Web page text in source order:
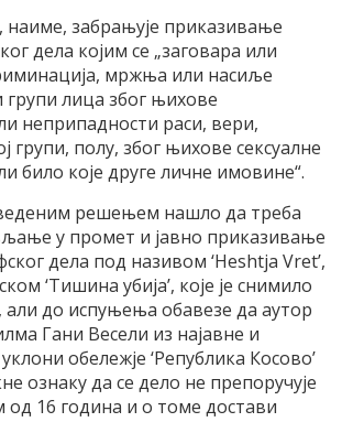
наиме, забрањује приказивање
дела којим се „заговара или
мржња или насиље
лица због њихове
неприпадности раси, вери,
групи, полу, због њихове сексуалне
било које друге личне имовине“.
решењем нашло да треба
у промет и јавно приказивање
дела под називом ‘Heshtja Vret’,
‘Тишина убија’, које је снимило
до испуњења обавезе да аутор
Гани Весели из најавне и
обележје ‘Република Косово’
ознаку да се дело не препоручује
16 година и о томе достави